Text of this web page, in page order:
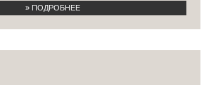
» ПОДРОБНЕЕ